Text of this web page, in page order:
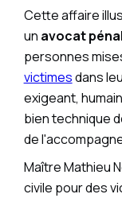
Cette affaire
un avocat
personnes
victimesdans
exigeant,
bien technique
de
Maître Mathieu
civile pour des